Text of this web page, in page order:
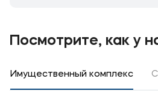
Посмотрите, как у
Имущественный комплекс